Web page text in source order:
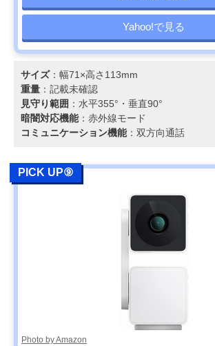
Yahoo!で見る
サイズ：幅71×高さ113mm
重量 ：記載未確認
見守り範囲 ：水平355°・垂直90°
暗闇対応機能：赤外線モード
コミュニケーション機能：双方向通話
PICK UP⑨
Photo by Amazon